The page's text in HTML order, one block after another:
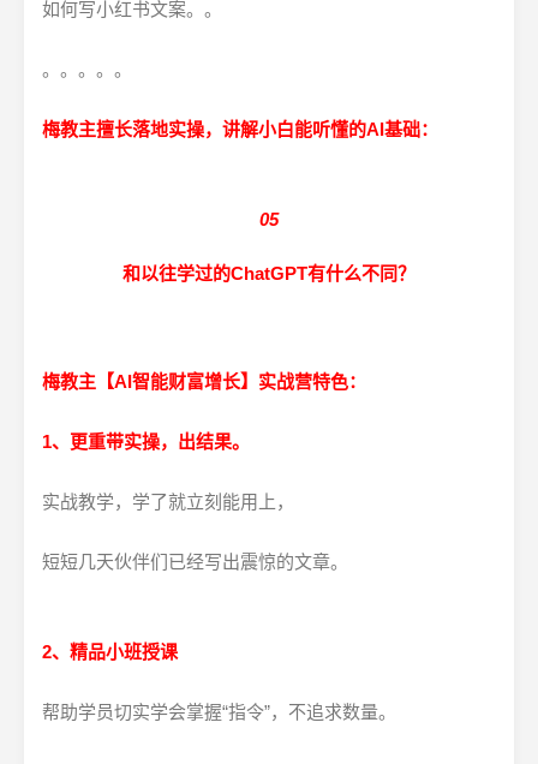
如何写小红书文案。。
。。。。。
梅教主擅长落地实操，讲解小白能听懂的AI基础：
05
和以往学过的ChatGPT有什么不同？
梅教主【AI智能财富增长】实战营特色：
1、更重带实操，出结果。
实战教学，学了就立刻能用上，
短短几天伙伴们已经写出震惊的文章。
2、精品小班授课
帮助学员切实学会掌握“指令”，不追求数量。